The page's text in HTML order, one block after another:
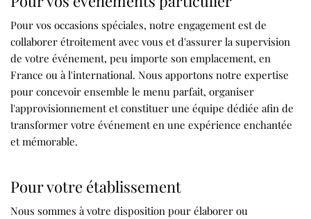
Pour vos occasions spéciales, notre engagement est de
collaborer étroitement avec vous et d'assurer la supervision
de votre événement, peu importe son emplacement, en
France ou à l'international. Nous apportons notre expertise
pour concevoir ensemble le menu parfait, organiser
l'approvisionnement et constituer une équipe dédiée afin de
transformer votre événement en une expérience enchantée
et mémorable.
Pour votre établissement
Nous sommes à votre disposition pour élaborer ou